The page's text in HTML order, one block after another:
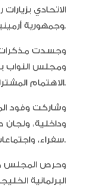
الاتحادي
وجمهورية أرمينيا، وجمهورية الهند.
وجسدت مذكرات
ومجلس النواب
الاهتمام المشترك.
وداخلية، ولجان
سفراء، واجتماعات أمناء عامين.
وحرص المجلس